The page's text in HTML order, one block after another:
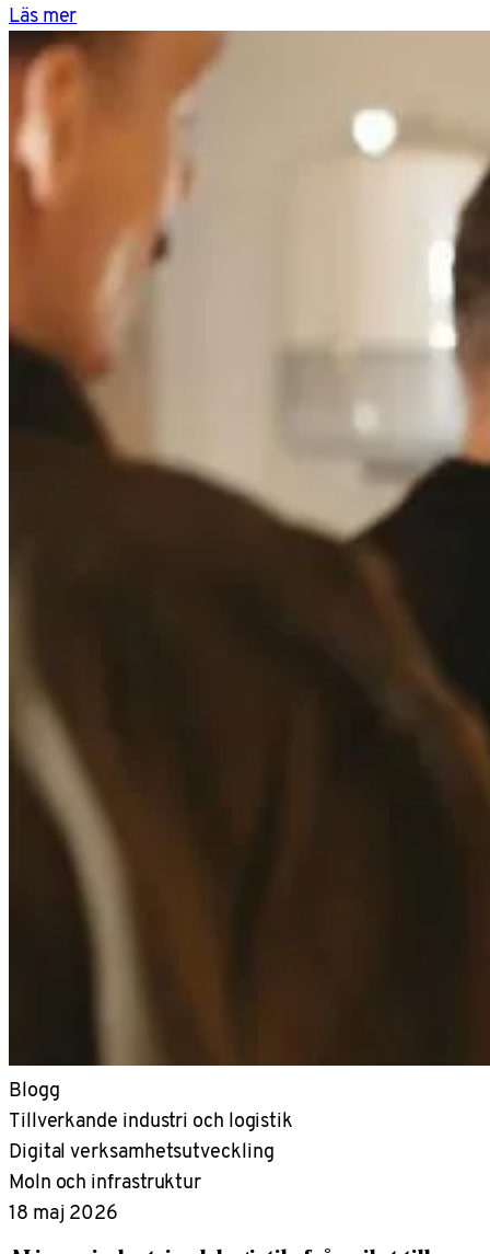
Läs mer
Blogg
Tillverkande industri och logistik
Digital verksamhetsutveckling
Moln och infrastruktur
18 maj 2026